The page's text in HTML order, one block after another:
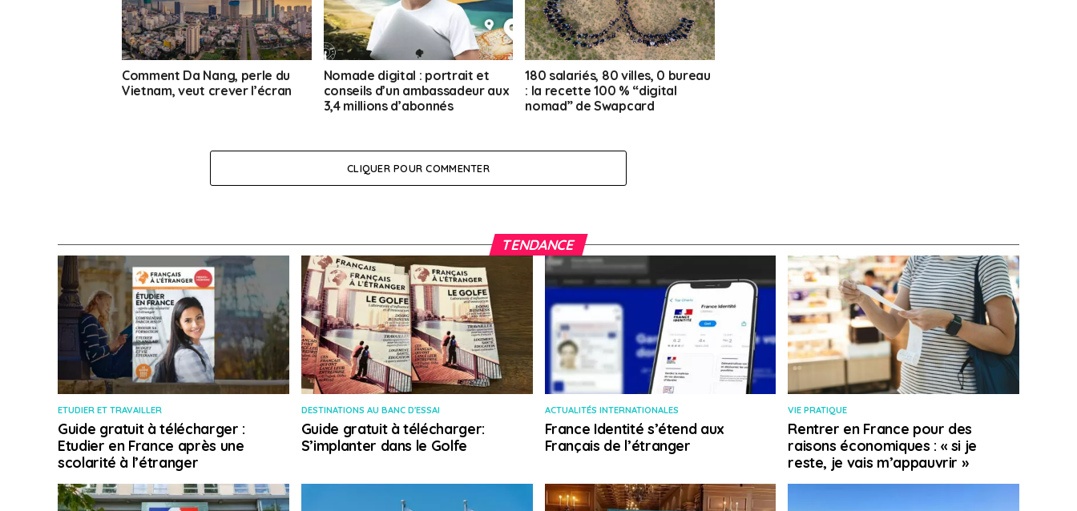
Comment Da Nang, perle du
Vietnam, veut crever l’écran
Nomade digital : portrait et
conseils d’un ambassadeur aux
3,4 millions d’abonnés
180 salariés, 80 villes, 0 bureau
: la recette 100 % “digital
nomad” de Swapcard
CLIQUER POUR COMMENTER
TENDANCE
ETUDIER ET TRAVAILLER
Guide gratuit à télécharger :
Etudier en France après une
scolarité à l’étranger
DESTINATIONS AU BANC D'ESSAI
Guide gratuit à télécharger:
S’implanter dans le Golfe
ACTUALITÉS INTERNATIONALES
France Identité s’étend aux
Français de l’étranger
VIE PRATIQUE
Rentrer en France pour des
raisons économiques : « si je
reste, je vais m’appauvrir »